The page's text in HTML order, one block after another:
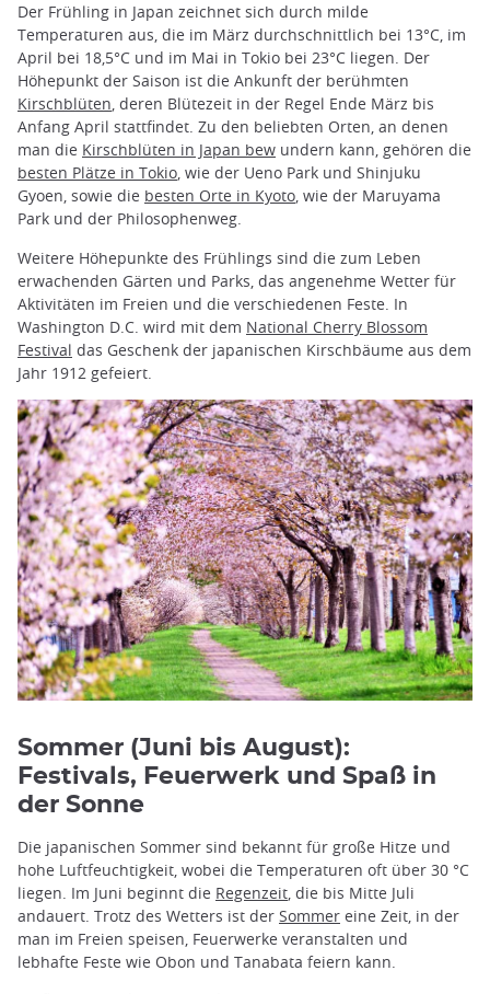
Der Frühling in Japan zeichnet sich durch milde
Temperaturen aus, die im März durchschnittlich bei 13°C, im
April bei 18,5°C und im Mai in Tokio bei 23°C liegen. Der
Höhepunkt der Saison ist die Ankunft der berühmten
Kirschblüten, deren Blütezeit in der Regel Ende März bis
Anfang April stattfindet. Zu den beliebten Orten, an denen
man die Kirschblüten in Japan bew undern kann, gehören die
besten Plätze in Tokio, wie der Ueno Park und Shinjuku
Gyoen, sowie die besten Orte in Kyoto, wie der Maruyama
Park und der Philosophenweg.
Weitere Höhepunkte des Frühlings sind die zum Leben
erwachenden Gärten und Parks, das angenehme Wetter für
Aktivitäten im Freien und die verschiedenen Feste. In
Washington D.C. wird mit dem National Cherry Blossom
Festival das Geschenk der japanischen Kirschbäume aus dem
Jahr 1912 gefeiert.
Sommer (Juni bis August):
Festivals, Feuerwerk und Spaß in
der Sonne
Die japanischen Sommer sind bekannt für große Hitze und
hohe Luftfeuchtigkeit, wobei die Temperaturen oft über 30 °C
liegen. Im Juni beginnt die Regenzeit, die bis Mitte Juli
andauert. Trotz des Wetters ist der Sommer eine Zeit, in der
man im Freien speisen, Feuerwerke veranstalten und
lebhafte Feste wie Obon und Tanabata feiern kann.